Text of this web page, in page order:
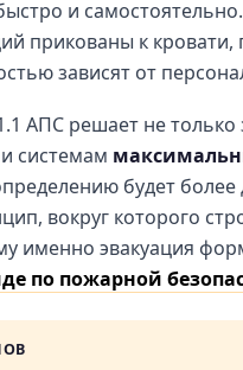
и
прикованы к
зависят от
АПС решает не
системам
будет
вокруг которого
именно эвакуация
по пожарной